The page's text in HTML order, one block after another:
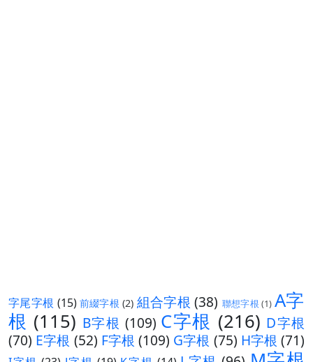
字尾字根 (15) 前綴字根 (2) 組合字根 (38) 聯想字根 (1) A字
根 (115) B字根 (109) C字根 (216) D字根
(70) E字根 (52) F字根 (109) G字根 (75) H字根 (71)